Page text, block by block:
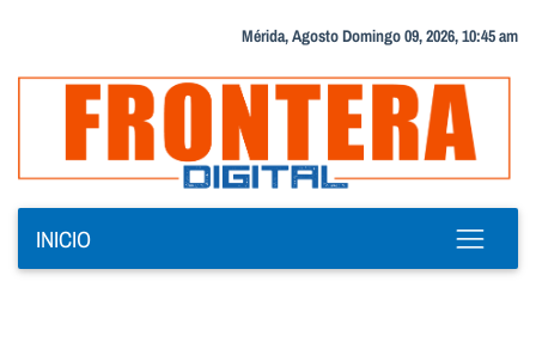
Mérida, Agosto Domingo 09, 2026, 10:45 am
INICIO